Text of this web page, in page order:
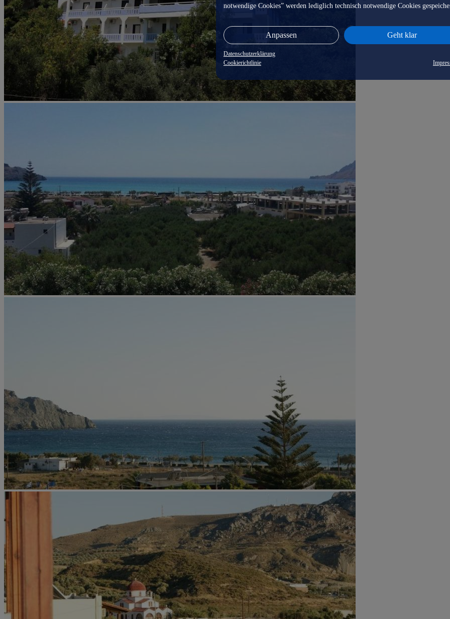
notwendige Cookies” werden lediglich technisch notwendige Cookies
Anpassen Geht klar
Datenschutzerklärung
Cookierichtlinie